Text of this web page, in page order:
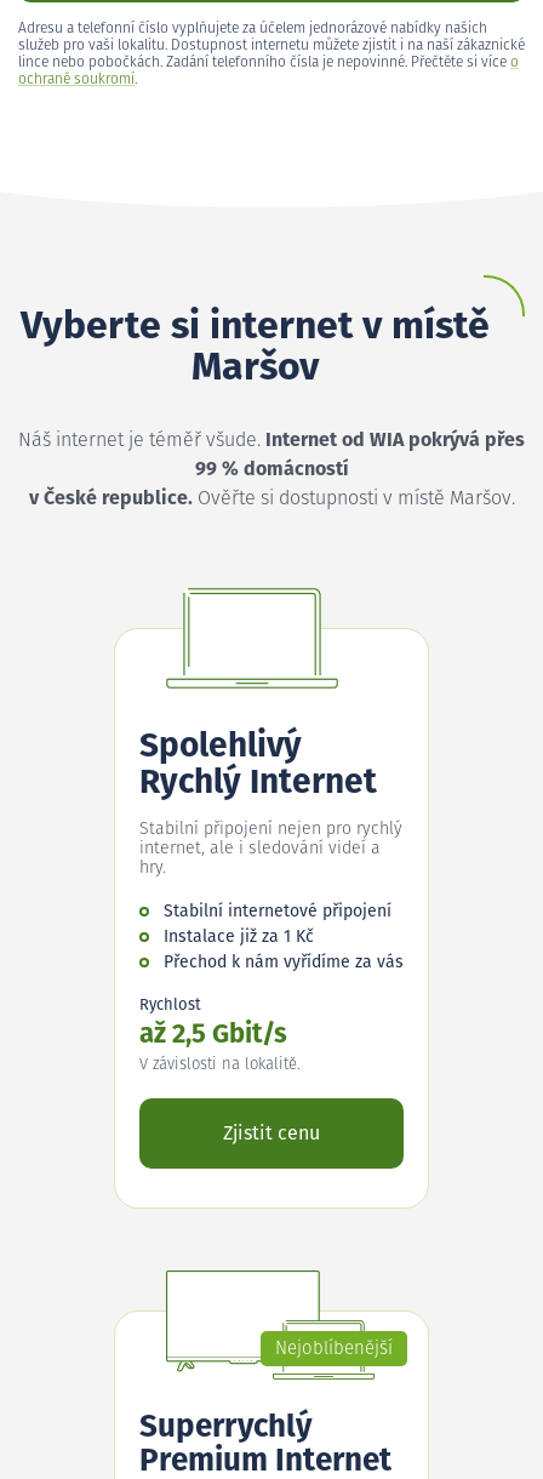
Adresu a telefonní číslo vyplňujete za účelem jednorázové nabídky našich
služeb pro vaši lokalitu. Dostupnost internetu můžete zjistit i na naší zákaznické
lince nebo pobočkách. Zadání telefonního čísla je nepovinné. Přečtěte si více o
ochraně soukromí.
Vyberte si internet v místě
Maršov
Náš internet je téměř všude. Internet od WIA pokrývá přes
99 % domácností
v České republice.Ověřte si dostupnosti v místě Maršov.
Spolehlivý
Rychlý Internet
Stabilní připojení nejen pro rychlý
internet, ale i sledování videí a
hry.
Stabilní internetové připojení
Instalace již za 1 Kč
Přechod k nám vyřídíme za vás
Rychlost
až 2,5 Gbit/s
V závislosti na lokalitě.
Zjistit cenu
Nejoblíbenější
Superrychlý
Premium Internet